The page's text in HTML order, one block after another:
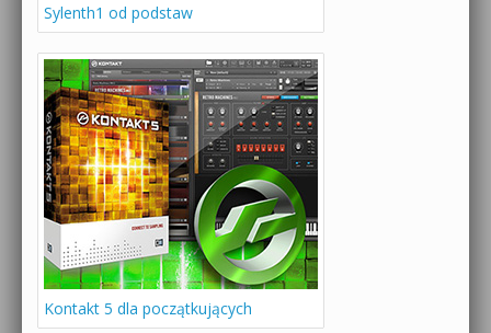
Sylenth1 od podstaw
Kontakt 5 dla początkujących